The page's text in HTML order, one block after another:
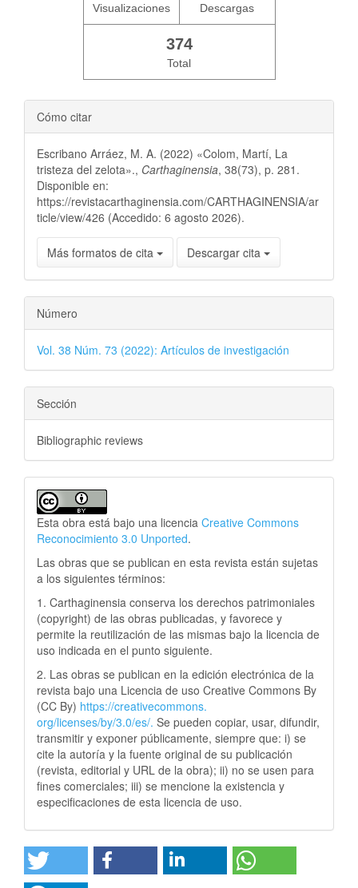
Visualizaciones Descargas
374
Total
Cómo citar
Escribano Arráez, M. A. (2022) «Colom, Martí, La
tristeza del zelota»., Carthaginensia, 38(73), p. 281.
Disponible en:
https://revistacarthaginensia.com/CARTHAGINENSIA/ar
ticle/view/426 (Accedido: 6 agosto 2026).
Más formatos de cita Descargar cita
Número
Vol. 38 Núm. 73 (2022): Artículos de investigación
Sección
Bibliographic reviews
Esta obra está bajo una licencia Creative Commons
Reconocimiento 3.0 Unported.
Las obras que se publican en esta revista están sujetas
a los siguientes términos:
1. Carthaginensia conserva los derechos patrimoniales
(copyright) de las obras publicadas, y favorece y
permite la reutilización de las mismas bajo la licencia de
uso indicada en el punto siguiente.
2. Las obras se publican en la edición electrónica de la
revista bajo una Licencia de uso Creative Commons By
(CC By) https://creativecommons.
org/licenses/by/3.0/es/. Se pueden copiar, usar, difundir,
transmitir y exponer públicamente, siempre que: i) se
cite la autoría y la fuente original de su publicación
(revista, editorial y URL de la obra); ii) no se usen para
fines comerciales; iii) se mencione la existencia y
especificaciones de esta licencia de uso.